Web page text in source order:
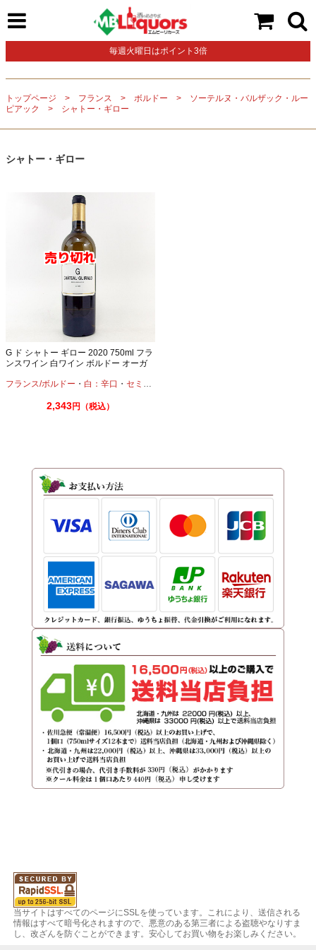
毎週火曜日はポイント3倍
トップページ フランス ボルドー
ソーテルヌ・バルザック・ルー
ピアック
シャトー・ギロー
シャトー・ギロー
G ド シャトー ギロー 2020 750ml フラ
ンスワイン 白ワイン ボルドー オーガ
フランス/ボルドー ・ 白：辛口 ・ セミヨン
2,343円（税込）
当サイトはすべてのページにSSLを使っています。これにより、送信される
情報はすべて暗号化されますので、悪意のある第三者による盗聴やなりすま
し、改ざんを防ぐことができます。安心してお買い物をお楽しみください。